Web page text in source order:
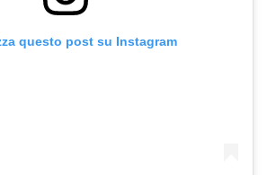
questo post su Instagram